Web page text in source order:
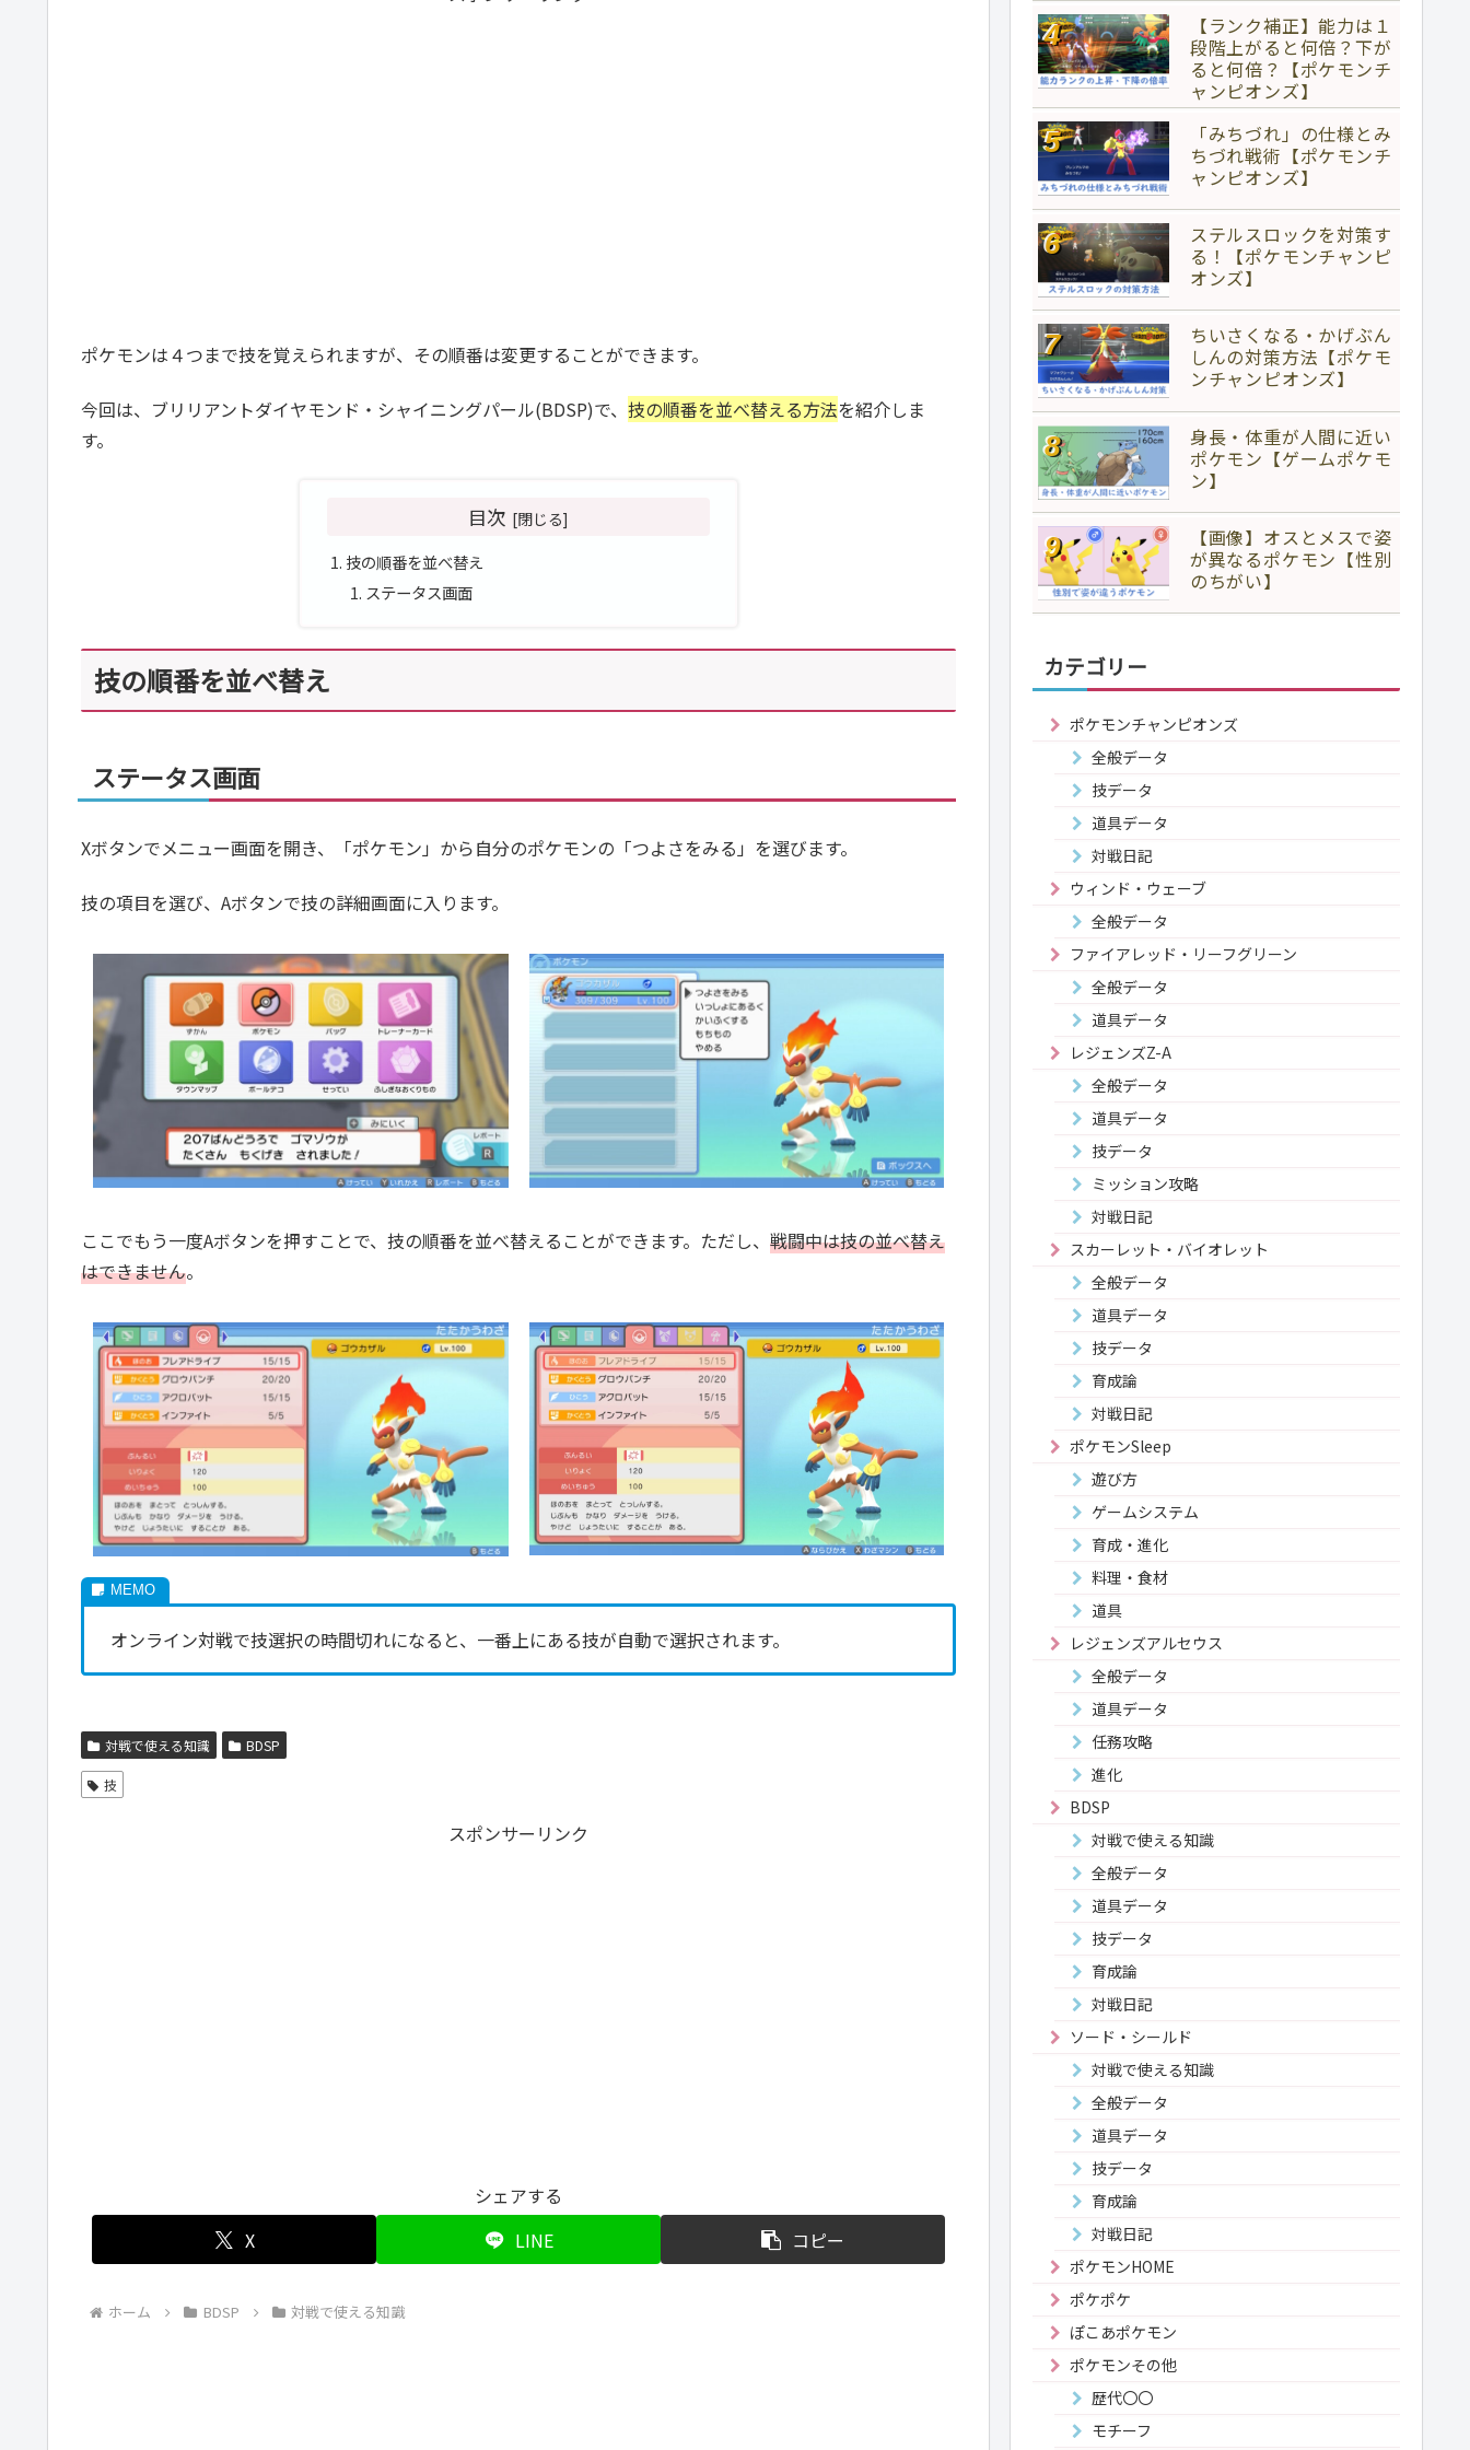
ポケモンは４つまで技を覚えられますが、その順番は変更することができます。
今回は、ブリリアントダイヤモンド・シャイニングパール(BDSP)で、 技の順番を並べ替える方法を紹介しま
す。
目次
技の順番を並べ替え
ステータス画面
技の順番を並べ替え
ステータス画面
Xボタンでメニュー画面を開き、「ポケモン」から自分のポケモンの「つよさをみる」を選びます。
技の項目を選び、Aボタンで技の詳細画面に入ります。
ここでもう一度Aボタンを押すことで、技の順番を並べ替えることができます。ただし、 戦闘中は技の並べ替え
はできません。
オンライン対戦で技選択の時間切れになると、一番上にある技が自動で選択されます。
対戦で使える知識 BDSP
技
スポンサーリンク
シェアする
X
LINE コピー
ホーム BDSP 対戦で使える知識
【ランク補正】能力は１
段階上がると何倍？下が
ると何倍？【ポケモンチ
ャンピオンズ】
「みちづれ」の仕様とみ
ちづれ戦術【ポケモンチ
ャンピオンズ】
ステルスロックを対策す
る！【ポケモンチャンピ
オンズ】
ちいさくなる・かげぶん
しんの対策方法【ポケモ
ンチャンピオンズ】
身長・体重が人間に近い
ポケモン【ゲームポケモ
ン】
【画像】オスとメスで姿
が異なるポケモン【性別
のちがい】
カテゴリー
ポケモンチャンピオンズ
全般データ
技データ
道具データ
対戦日記
ウィンド・ウェーブ
全般データ
ファイアレッド・リーフグリーン
全般データ
道具データ
レジェンズZ-A
全般データ
道具データ
技データ
ミッション攻略
対戦日記
スカーレット・バイオレット
全般データ
道具データ
技データ
育成論
対戦日記
ポケモンSleep
遊び方
ゲームシステム
育成・進化
料理・食材
道具
レジェンズアルセウス
全般データ
道具データ
任務攻略
進化
BDSP
対戦で使える知識
全般データ
道具データ
技データ
育成論
対戦日記
ソード・シールド
対戦で使える知識
全般データ
道具データ
技データ
育成論
対戦日記
ポケモンHOME
ポケポケ
ぽこあポケモン
ポケモンその他
歴代〇〇
モチーフ